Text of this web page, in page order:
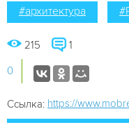
#архитектура
215 1
0
Ссылка: https://